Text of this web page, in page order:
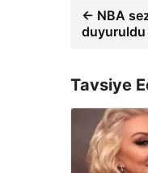
← NBA
duyuruldu
Tavsiye